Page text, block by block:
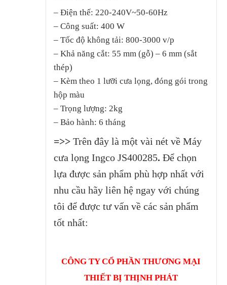
– Điện thế: 220-240V~50-60Hz
– Công suất: 400 W
– Tốc độ không tải: 800-3000 v/p
– Khả năng cắt: 55 mm (gỗ) – 6 mm (sắt
thép)
– Kèm theo 1 lưỡi cưa lọng, đóng gói trong
hộp màu
– Trọng lượng: 2kg
– Bảo hành: 6 tháng
=>>Trên đây là một vài nét về Máy
cưa lọng Ingco JS400285. Để chọn
lựa được sản phẩm phù hợp nhất với
nhu cầu hãy liên hệ ngay với chúng
tôi để được tư vấn về các sản phẩm
tốt nhất:
CÔNG TY CỔ PHẦN THƯƠNG MẠI
THIẾT BỊ THỊNH PHÁT